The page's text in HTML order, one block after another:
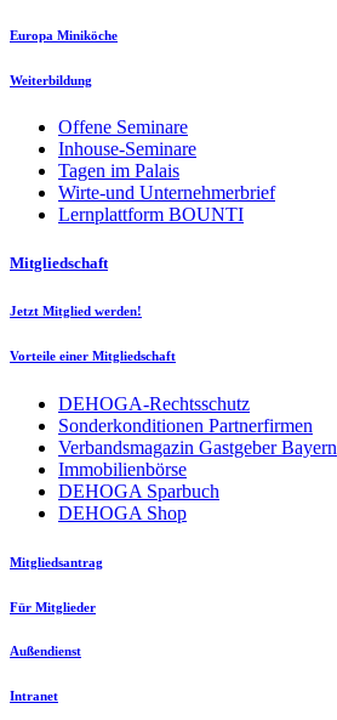
Europa Miniköche
Weiterbildung
Offene Seminare
Inhouse-Seminare
Tagen im Palais
Wirte-und Unternehmerbrief
Lernplattform BOUNTI
Mitgliedschaft
Jetzt Mitglied werden!
Vorteile einer Mitgliedschaft
DEHOGA-Rechtsschutz
Sonderkonditionen Partnerfirmen
Verbandsmagazin Gastgeber Bayern
Immobilienbörse
DEHOGA Sparbuch
DEHOGA Shop
Mitgliedsantrag
Für Mitglieder
Außendienst
Intranet